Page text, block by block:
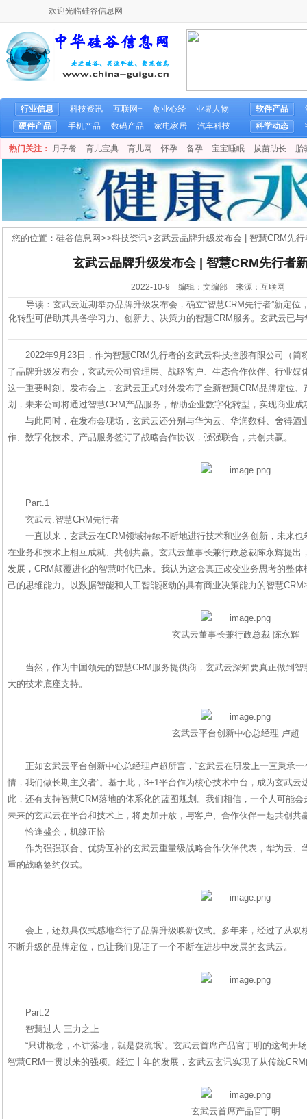
欢迎光临硅谷信息网
行业信息 科技资讯 互联网+ 创业心经
业界人物
硬件产品
手机产品 数码产品 家电家居 汽车科技
软件产品
科学动态
热门关注： 月子餐 育儿宝典 育儿网 怀孕 备孕 宝宝睡眠 拔苗助长 胎
您的位置： 硅谷信息网>>科技资讯>玄武云品牌升级发布会 | 智慧CRM先
玄武云品牌升级发布会 | 智慧CRM先行者
2022-10-9 编辑：文编部 来源：互联网
导读：玄武云近期举办品牌升级发布会，确立“智慧CRM先行者”新定位
化转型可借助其具备学习力、创新力、决策力的智慧CRM服务。玄武云已
2022年9月23日，作为智慧CRM先行者的玄武云科技控股有限公司（
了品牌升级发布会，玄武云公司管理层、战略客户、生态合作伙伴、行业媒
这一重要时刻。发布会上，玄武云正式对外发布了全新智慧CRM品牌定位
划，未来公司将通过智慧CRM产品服务，帮助企业数字化转型，实现商业成
与此同时，在发布会现场，玄武云还分别与华为云、华润数科、舍得酒
作、数字化技术、产品服务签订了战略合作协议，强强联合，共创共赢。
Part.1
玄武云.智慧CRM先行者
一直以来，玄武云在CRM领域持续不断地进行技术和业务创新，未来
在业务和技术上相互成就、共创共赢。玄武云董事长兼行政总裁陈永辉提出
发展，CRM颠覆进化的智慧时代已来。我认为这会真正改变业务思考的整
己的思维能力。以数据智能和人工智能驱动的具有商业决策能力的智慧CRM
玄武云董事长兼行政总裁 陈永辉
当然，作为中国领先的智慧CRM服务提供商，玄武云深知要真正做到
大的技术底座支持。
玄武云平台创新中心总经理 卢超
正如玄武云平台创新中心总经理卢超所言，“玄武云在研发上一直秉承
情，我们做长期主义者”。基于此，3+1平台作为核心技术中台，成为玄武云
此，还有支持智慧CRM落地的体系化的蓝图规划。我们相信，一个人可能
未来的玄武云在平台和技术上，将更加开放，与客户、合作伙伴一起共创共
恰逢盛会，机缘正恰
作为强强联合、优势互补的玄武云重量级战略合作伙伴代表，华为云、
重的战略签约仪式。
会上，还颇具仪式感地举行了品牌升级唤新仪式。多年来，经过了从双
不断升级的品牌定位，也让我们见证了一个不断在进步中发展的玄武云。
Part.2
智慧过人 三力之上
“只讲概念，不讲落地，就是耍流氓”。玄武云首席产品官丁明的这句开
智慧CRM一贯以来的强项。经过十年的发展，玄武云玄讯实现了从传统
玄武云首席产品官丁明